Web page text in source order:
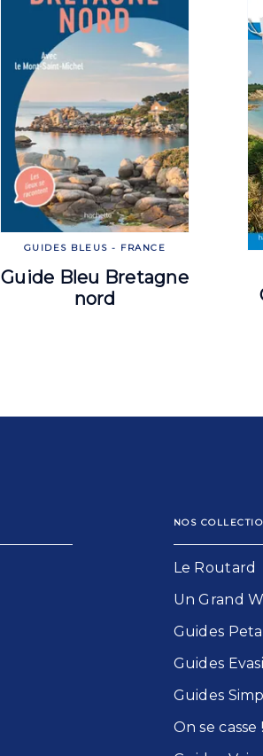
GUIDES BLEUS - FRANCE
Guide Bleu Bretagne
nord
NOS
Le Routard​
Un Grand
Guides
Guides
Guides
On se casse !​